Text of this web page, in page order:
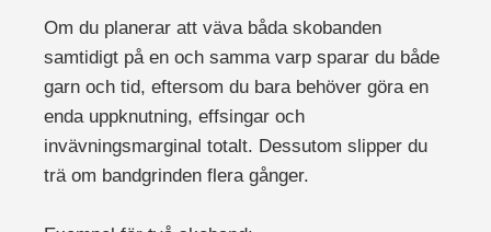
Om du planerar att väva båda skobanden
samtidigt på en och samma varp sparar du både
garn och tid, eftersom du bara behöver göra en
enda uppknutning, effsingar och
invävningsmarginal totalt. Dessutom slipper du
trä om bandgrinden flera gånger.